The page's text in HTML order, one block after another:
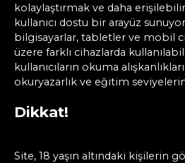
kolaylaştırmak ve daha
kullanıcı dostu bir arayüz
bilgisayarlar, tabletler ve mobil
üzere farklı cihazlarda
kullanıcıların okuma
okuryazarlık ve eğitim
Dikkat!
Site, 18 yaşın altındaki kişilerin